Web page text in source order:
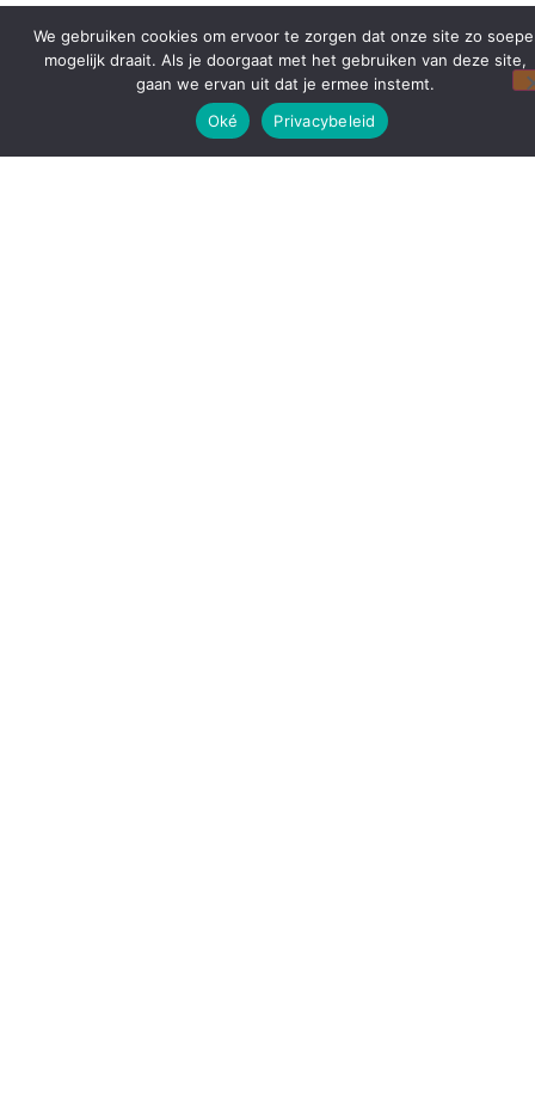
We gebruiken cookies om ervoor te zorgen dat onze site zo
mogelijk draait. Als je doorgaat met het gebruiken van deze site,
gaan we ervan uit dat je ermee instemt.
Oké
Privacybeleid